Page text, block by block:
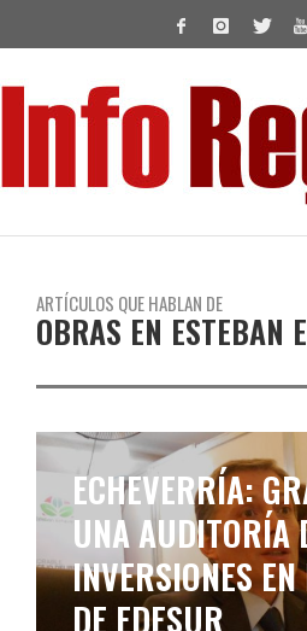
ARTÍCULOS QUE HABLAN DE
OBRAS EN ESTEBAN
ECHEVERRÍA:
UNA AUDITORÍA
INVERSIONES
DE EDESUR